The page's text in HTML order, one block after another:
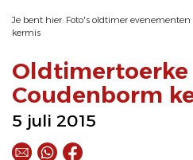
Je bent hier: Foto's oldtimer evenementen
kermis
Oldtimertoerke
Coudenborm
5 juli 2015